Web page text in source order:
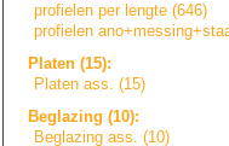
profielen per lengte (646)
profielen ano+messing+sta
Platen (15):
Platen ass. (15)
Beglazing (10):
Beglazing ass. (10)